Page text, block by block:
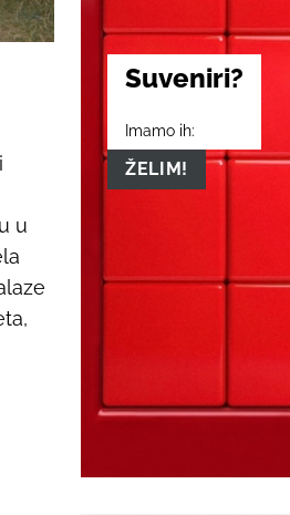
u
Suveniri?
Imamo ih:
ŽELIM!